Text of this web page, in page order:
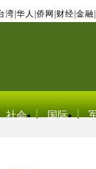
湾 华人 侨网 财经 金融
社会 国际